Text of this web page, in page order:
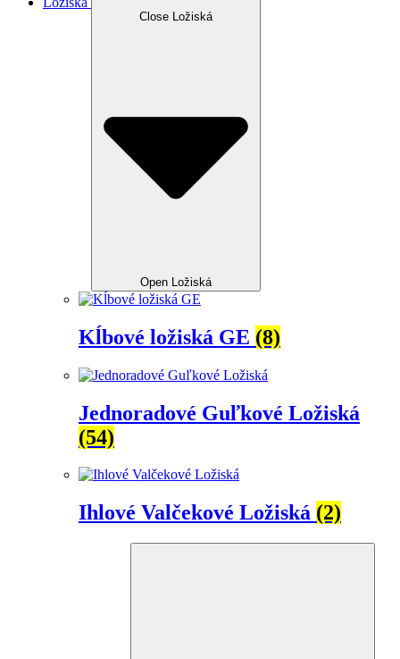
Close Ložiská
Open Ložiská
Kĺbové ložiská GE (8)
Jednoradové Guľkové Ložiská
(54)
Ihlové Valčekové Ložiská (2)